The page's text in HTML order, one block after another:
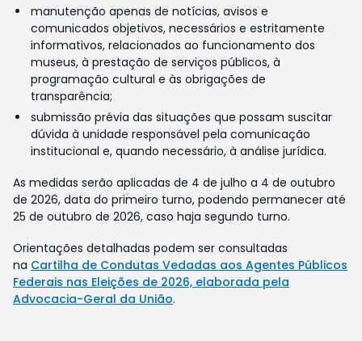
manutenção apenas de notícias, avisos e
comunicados objetivos, necessários e estritamente
informativos, relacionados ao funcionamento dos
museus, à prestação de serviços públicos, à
programação cultural e às obrigações de
transparência;
submissão prévia das situações que possam suscitar
dúvida à unidade responsável pela comunicação
institucional e, quando necessário, à análise jurídica.
As medidas serão aplicadas de 4 de julho a 4 de outubro
de 2026, data do primeiro turno, podendo permanecer até
25 de outubro de 2026, caso haja segundo turno.
Orientações detalhadas podem ser consultadas
na Cartilha de Condutas Vedadas aos Agentes Públicos
Federais nas Eleições de 2026, elaborada pela
Advocacia-Geral da União.